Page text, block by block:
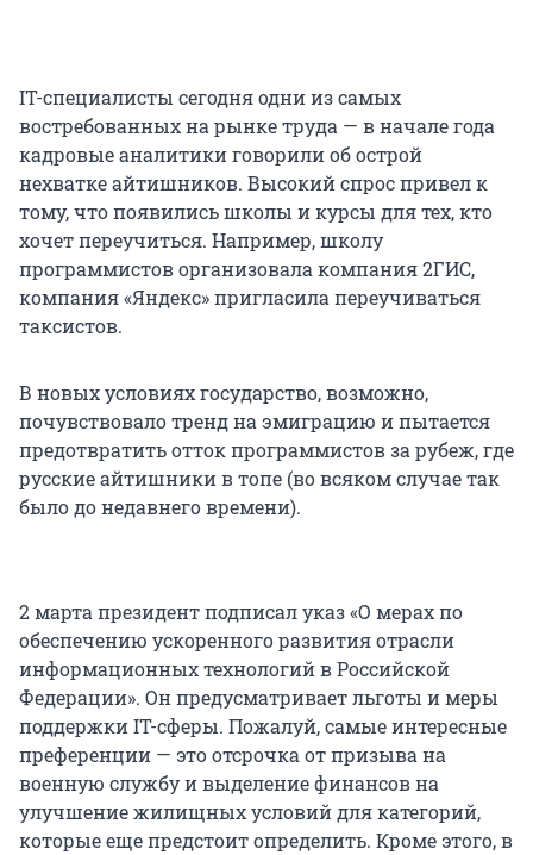
IT-специалисты сегодня одни из самых
востребованных на рынке труда — в начале года
кадровые аналитики говорили об острой
нехватке айтишников. Высокий спрос привел к
тому, что появились школы и курсы для тех, кто
хочет переучиться. Например, школу
программистов организовала компания 2ГИС,
компания «Яндекс» пригласила переучиваться
таксистов.
В новых условиях государство, возможно,
почувствовало тренд на эмиграцию и пытается
предотвратить отток программистов за рубеж, где
русские айтишники в топе (во всяком случае так
было до недавнего времени).
2 марта президент подписал указ «О мерах по
обеспечению ускоренного развития отрасли
информационных технологий в Российской
Федерации». Он предусматривает льготы и меры
поддержки IT-сферы. Пожалуй, самые интересные
преференции — это отсрочка от призыва на
военную службу и выделение финансов на
улучшение жилищных условий для категорий,
которые еще предстоит определить. Кроме этого, в